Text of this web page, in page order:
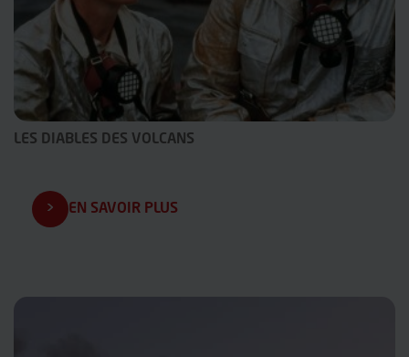
LES DIABLES DES VOLCANS
EN SAVOIR PLUS